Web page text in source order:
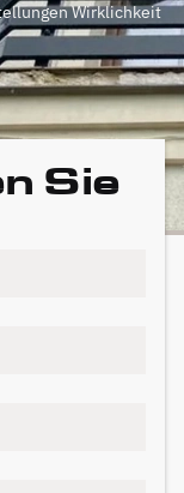
Wirklichkeit
Sie